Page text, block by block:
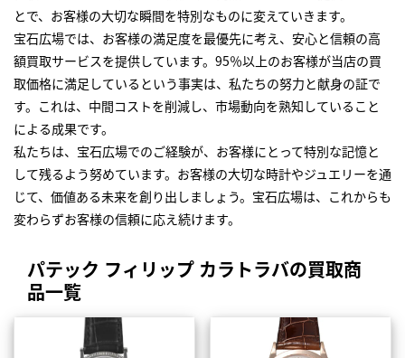
とで、お客様の大切な瞬間を特別なものに変えていきます。
宝石広場では、お客様の満足度を最優先に考え、安心と信頼の高
額買取サービスを提供しています。95％以上のお客様が当店の買
取価格に満足しているという事実は、私たちの努力と献身の証で
す。これは、中間コストを削減し、市場動向を熟知していること
による成果です。
私たちは、宝石広場でのご経験が、お客様にとって特別な記憶と
して残るよう努めています。お客様の大切な時計やジュエリーを通
じて、価値ある未来を創り出しましょう。宝石広場は、これからも
変わらずお客様の信頼に応え続けます。
パテック フィリップ カラトラバの買取商
品一覧